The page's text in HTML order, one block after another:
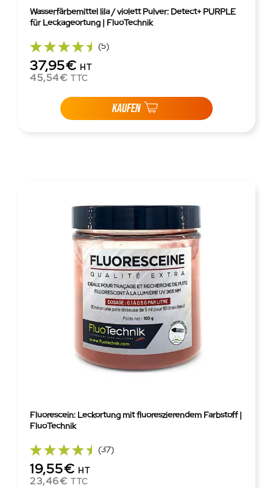
Wasserfärbemittel lila / violett Pulver: Detect+ PURPLE
für Leckageortung | FluoTechnik
(5)
37,95€ HT
45,54€ TTC
KAUFEN
Fluorescein: Leckortung mit fluoreszierendem Farbstoff |
FluoTechnik
(37)
19,55€ HT
23,46€ TTC